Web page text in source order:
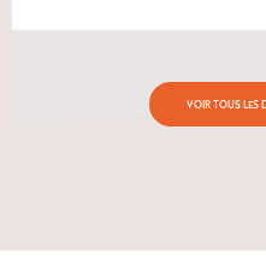
VOIR TOUS LES